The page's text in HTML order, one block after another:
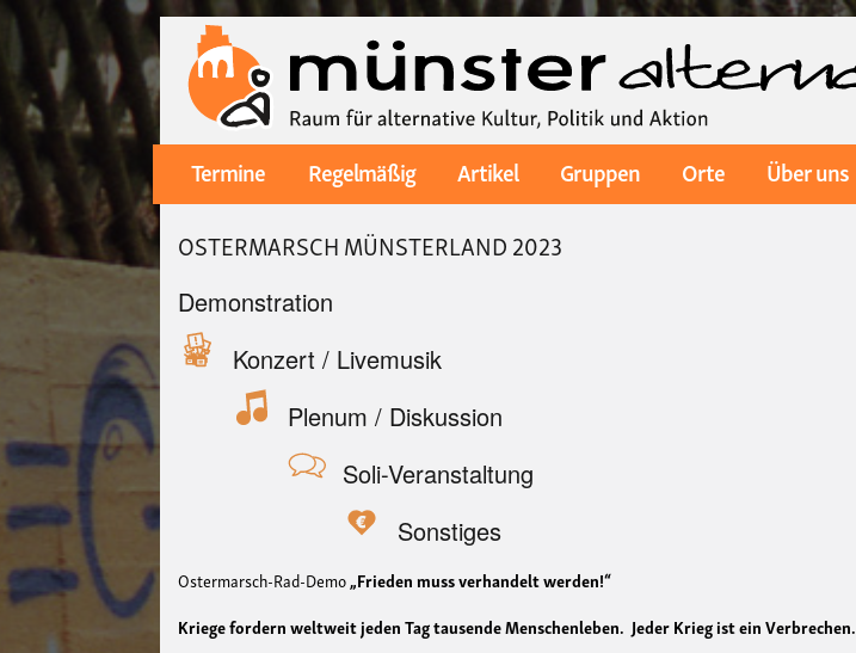
Inhalt
Main
navigation
Termine Regelmäßig Artikel Gruppen Orte
Über uns
OSTERMARSCH MÜNSTERLAND 2023
Demonstration
Konzert / Livemusik
Plenum / Diskussion
Soli-Veranstaltung
Sonstiges
Ostermarsch-Rad-Demo„Frieden muss verhandelt werden!“
Kriege fordern weltweit jeden Tag tausende Menschenleben. Jeder Krieg ist ein Verbrechen.